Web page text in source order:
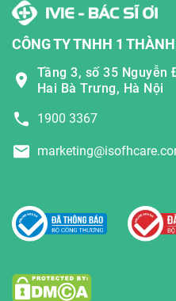
CÔNG TY TNHH 1
Tầng 3, số 35 Nguyễn
Hai Bà Trưng, Hà Nội
1900 3367